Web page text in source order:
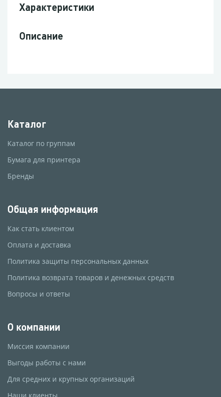
Характеристики
Описание
Каталог
Каталог по группам
Бумага для принтера
Бренды
Общая информация
Как стать клиентом
Оплата и доставка
Политика защиты персональных данных
Политика возврата товаров и денежных средств
Вопросы и ответы
О компании
Миссия компании
Выгоды работы с нами
Для средних и крупных организаций